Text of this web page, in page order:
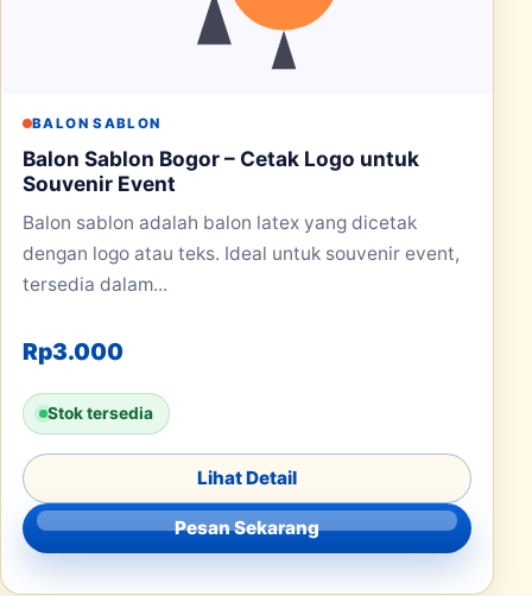
BALON SABLON
Balon Sablon Bogor – Cetak Logo untuk
Souvenir Event
Balon sablon adalah balon latex yang dicetak
dengan logo atau teks. Ideal untuk souvenir event,
tersedia dalam...
Rp3.000
Stok tersedia
Lihat Detail
Pesan Sekarang